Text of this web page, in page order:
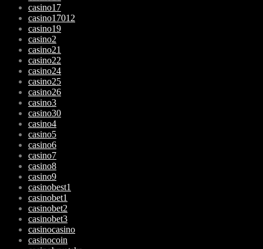
casino17
casino17012
casino19
casino2
casino21
casino22
casino24
casino25
casino26
casino3
casino30
casino4
casino5
casino6
casino7
casino8
casino9
casinobest1
casinobet1
casinobet2
casinobet3
casinocasino
casinocoin